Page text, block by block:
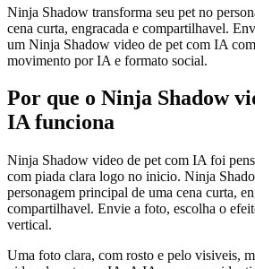
Ninja Shadow transforma seu pet no
cena curta, engracada e compartilhavel.
um Ninja Shadow video de pet com IA
movimento por IA e formato social.
Por que o Ninja Shadow
IA funciona
Ninja Shadow video de pet com IA foi
com piada clara logo no inicio. Ninja
personagem principal de uma cena curta,
compartilhavel. Envie a foto, escolha o
vertical.
Uma foto clara, com rosto e pelo visiveis,